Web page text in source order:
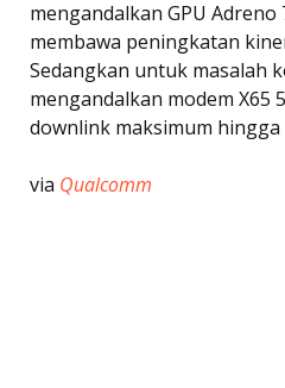
mengandalkan GPU
membawa peningkatan
Sedangkan untuk masalah
mengandalkan modem X65
downlink maksimum hingga
via Qualcomm